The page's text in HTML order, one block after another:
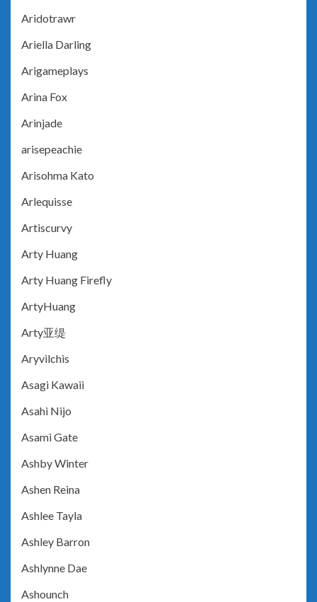
Aridotrawr
Ariella Darling
Arigameplays
Arina Fox
Arinjade
arisepeachie
Arisohma Kato
Arlequisse
Artiscurvy
Arty Huang
Arty Huang Firefly
ArtyHuang
Arty亚缇
Aryvilchis
Asagi Kawaii
Asahi Nijo
Asami Gate
Ashby Winter
Ashen Reina
Ashlee Tayla
Ashley Barron
Ashlynne Dae
Ashounch